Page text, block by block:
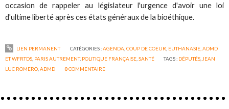
occasion de rappeler au législateur l'urgence d'avoir une loi
d'ultime liberté après ces états généraux de la bioéthique.
LIEN PERMANENT CATÉGORIES :AGENDA COUP DE COEUR EUTHANASIE, ADMD
ET WFRTDS PARIS AUTREMENT, POLITIQUE FRANÇAISE ,SANTÉ TAGS : DÉPUTÉS JEAN
LUC ROMERO ,ADMD 0COMMENTAIRE